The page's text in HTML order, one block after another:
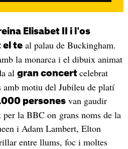
Elisabet II i l'os
el teal palau de Buckingham.
la monarca i el dibuix animat
al gran concert celebrat
amb motiu del Jubileu de platí
personesvan gaudir
per la BBC on grans noms de la
i Adam Lambert, Elton
entre llums, foc i moltes